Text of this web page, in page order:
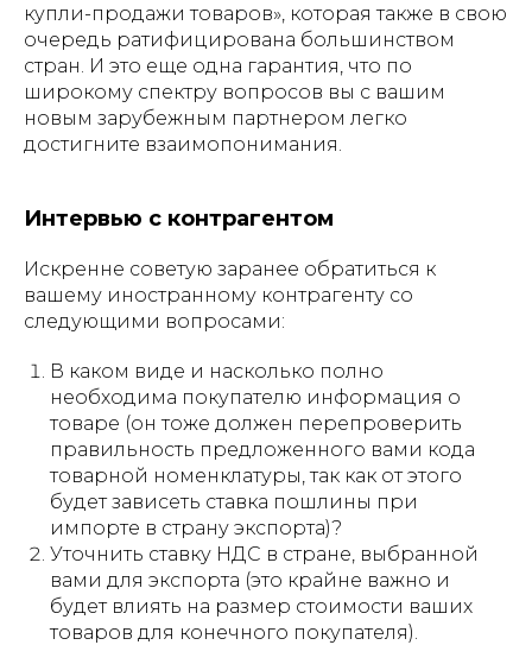
купли-продажи товаров», которая также в свою
очередь ратифицирована большинством
стран. И это еще одна гарантия, что по
широкому спектру вопросов вы с вашим
новым зарубежным партнером легко
достигните взаимопонимания.
Интервью с контрагентом
Искренне советую заранее обратиться к
вашему иностранному контрагенту со
следующими вопросами:
В каком виде и насколько полно
необходима покупателю информация о
товаре (он тоже должен перепроверить
правильность предложенного вами кода
товарной номенклатуры, так как от этого
будет зависеть ставка пошлины при
импорте в страну экспорта)?
Уточнить ставку НДС в стране, выбранной
вами для экспорта (это крайне важно и
будет влиять на размер стоимости ваших
товаров для конечного покупателя).